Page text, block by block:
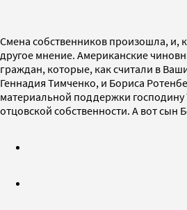
Смена собственников произошла, и,
другое мнение. Американские
граждан, которые, как считали в
Геннадия Тимченко, и Бориса
материальной поддержки господину
отцовской собственности. А вот